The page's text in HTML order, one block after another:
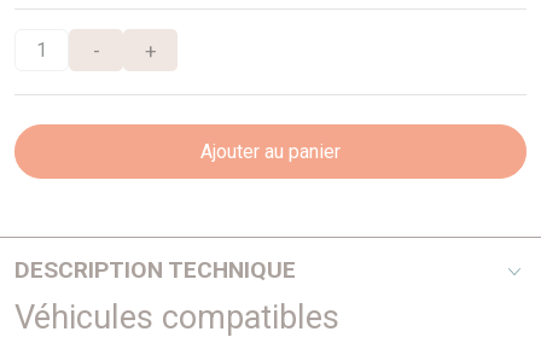
- +
Ajouter au panier
DESCRIPTION TECHNIQUE
PHOTO NON CONTRACTUELLE
Véhicules compatibles